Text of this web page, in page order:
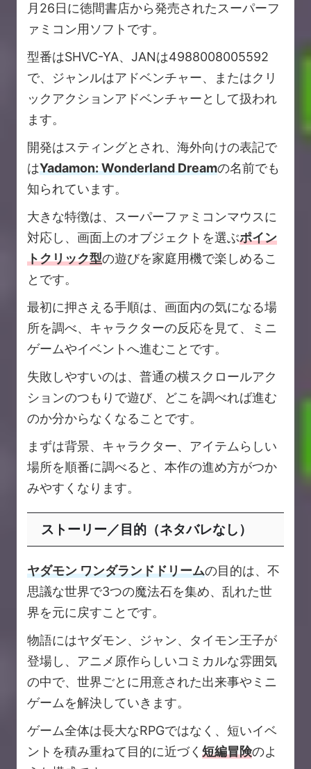
月26日に徳間書店から発売されたスーパーフ
ァミコン用ソフトです。
型番はSHVC-YA、JANは4988008005592
で、ジャンルはアドベンチャー、またはクリ
ックアクションアドベンチャーとして扱われ
ます。
開発はスティングとされ、海外向けの表記で
はYadamon: Wonderland Dreamの名前でも
知られています。
大きな特徴は、スーパーファミコンマウスに
対応し、画面上のオブジェクトを選ぶポイン
トクリック型の遊びを家庭用機で楽しめるこ
とです。
最初に押さえる手順は、画面内の気になる場
所を調べ、キャラクターの反応を見て、ミニ
ゲームやイベントへ進むことです。
失敗しやすいのは、普通の横スクロールアク
ションのつもりで遊び、どこを調べれば進む
のか分からなくなることです。
まずは背景、キャラクター、アイテムらしい
場所を順番に調べると、本作の進め方がつか
みやすくなります。
ストーリー／目的（ネタバレなし）
ヤダモン ワンダランドドリームの目的は、不
思議な世界で3つの魔法石を集め、乱れた世
界を元に戻すことです。
物語にはヤダモン、ジャン、タイモン王子が
登場し、アニメ原作らしいコミカルな雰囲気
の中で、世界ごとに用意された出来事やミニ
ゲームを解決していきます。
ゲーム全体は長大なRPGではなく、短いイベ
ントを積み重ねて目的に近づく 短編冒険のよ